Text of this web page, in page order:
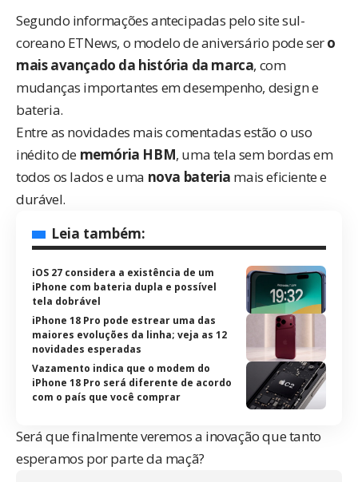
Segundo informações antecipadas pelo site sul-
coreano ETNews, o modelo de aniversário pode sero
mais avançado da história da marca, com
mudanças importantes em desempenho, design e
bateria.
Entre as novidades mais comentadas estão o uso
inédito de memória HBM, uma tela sem bordas em
todos os lados e uma nova bateria mais eficiente e
durável.
Leia também:
iOS 27 considera a existência de um
iPhone com bateria dupla e possível
tela dobrável
iPhone 18 Pro pode estrear uma das
maiores evoluções da linha; veja as 12
novidades esperadas
Vazamento indica que o modem do
iPhone 18 Pro será diferente de acordo
com o país que você comprar
Será que finalmente veremos a inovação que tanto
esperamos por parte da maçã?